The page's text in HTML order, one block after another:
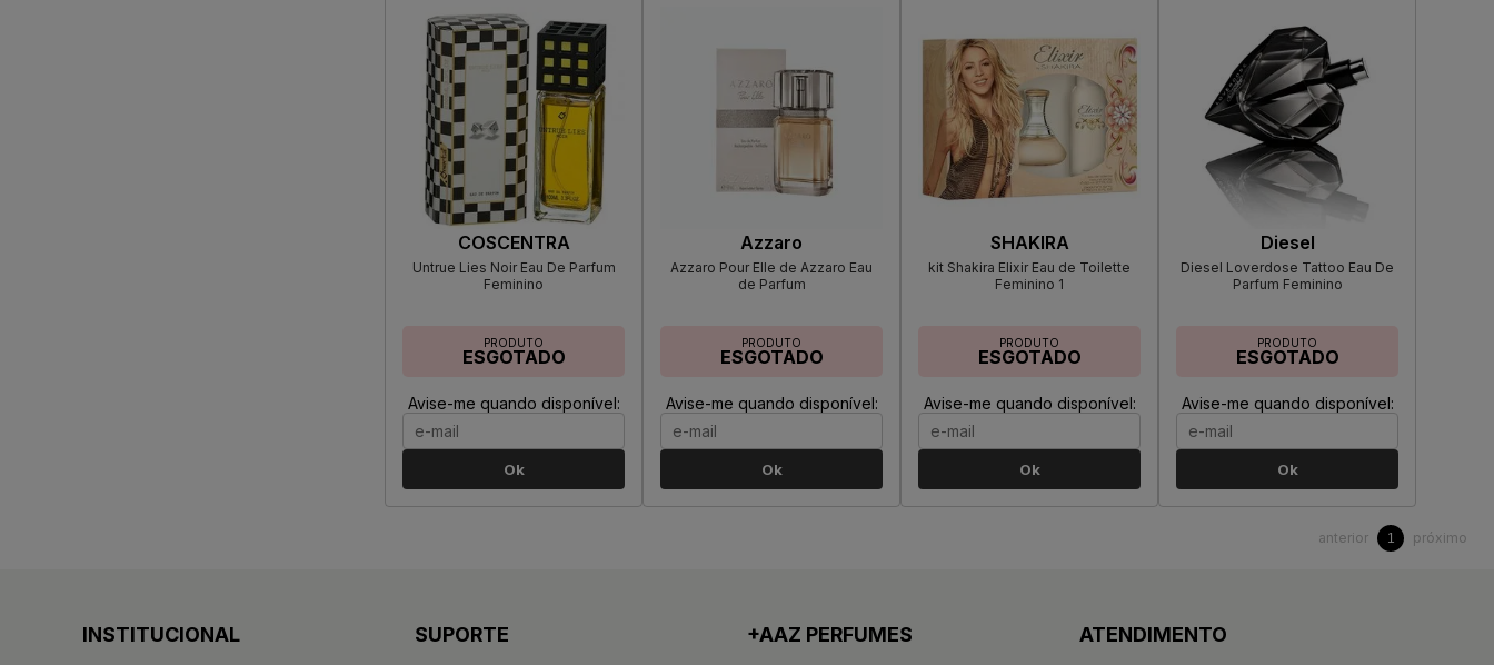
COSCENTRA
Untrue Lies Noir Eau De Parfum
Feminino
PRODUTO
ESGOTADO
Avise-me quando disponível:
Ok
Azzaro
Azzaro Pour Elle de Azzaro Eau
de Parfum
PRODUTO
ESGOTADO
Avise-me quando disponível:
Ok
SHAKIRA
kit Shakira Elixir Eau de Toilette
Feminino 1
PRODUTO
ESGOTADO
Avise-me quando disponível:
Ok
Diesel
Diesel Loverdose Tattoo Eau De
Parfum Feminino
PRODUTO
ESGOTADO
Avise-me quando disponível:
Ok
anterior 1 próximo
INSTITUCIONAL SUPORTE +AAZ PERFUMES ATENDIMENTO